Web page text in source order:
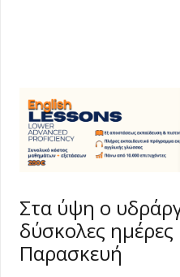
Στα ύψη ο
δύσκολες
Παρασκευή